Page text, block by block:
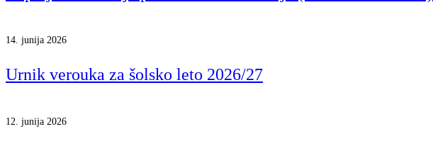
14. junija 2026
Urnik verouka za šolsko leto 2026/27
12. junija 2026